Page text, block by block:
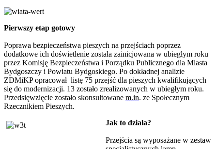
Pierwszy etap gotowy
Poprawa bezpieczeństwa pieszych na przejściach poprzez
dodatkowe ich doświetlenie została zainicjowana w ubiegłym roku
przez Komisję Bezpieczeństwa i Porządku Publicznego dla Miasta
Bydgoszczy i Powiatu Bydgoskiego. Po dokładnej analizie
ZDMiKP opracował listę 75 przejść dla pieszych kwalifikujących
się do modernizacji. 13 zostało zrealizowanych w ubiegłym roku.
Przedsięwzięcie zostało skonsultowane m.in. ze Społecznym
Rzecznikiem Pieszych.
Jak to działa?
Przejścia są wyposażane w zestaw